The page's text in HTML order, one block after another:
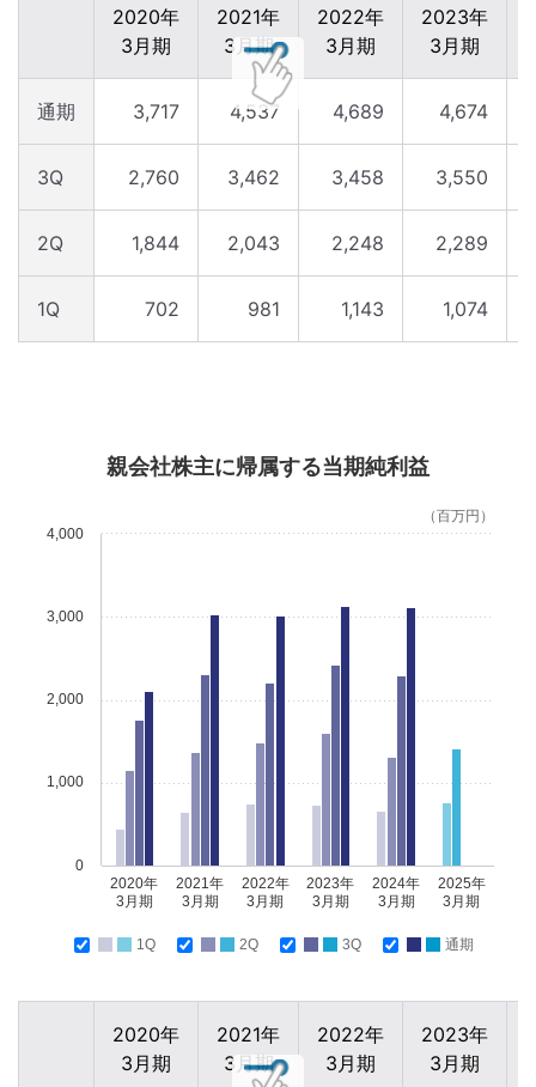
2020年
3月期
2021年
3月期
2022年
3月期
2023年
3月期
通期 3,717 4,537 4,689 4,674
3Q 2,760 3,462 3,458 3,550
2Q 1,844 2,043 2,248 2,289
1Q 702 981 1,143 1,074
親会社株主に帰属する当期純利益
2020年
3月期
2021年
3月期
2022年
3月期
2023年
3月期
2024年
3月期
2025年
3月期
0
1,000
2,000
3,000
4,000
（百万円）
1Q 2Q 3Q 通期
2020年
3月期
2021年
3月期
2022年
3月期
2023年
3月期